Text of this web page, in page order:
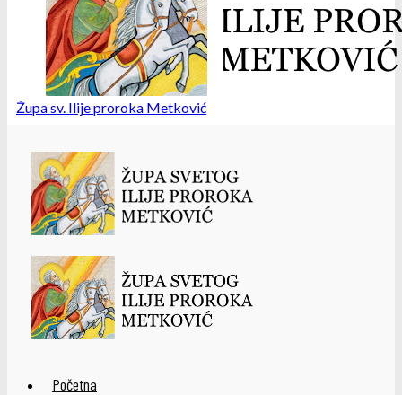
Župa sv. Ilije proroka Metković
Početna